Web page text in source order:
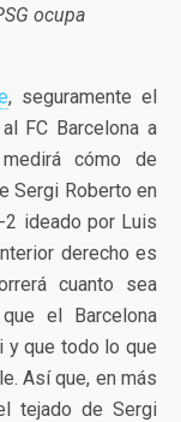
ocupa
, seguramente el
FC Barcelona a
cómo de
Sergi Roberto en
ideado por Luis
derecho es
cuanto sea
el Barcelona
y que todo lo que
Así que, en más
tejado de Sergi